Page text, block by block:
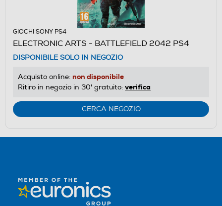
GIOCHI SONY PS4
ELECTRONIC ARTS - BATTLEFIELD 2042 PS4
DISPONIBILE SOLO IN NEGOZIO
Acquisto online: non disponibile
Ritiro in negozio in 30' gratuito: verifica
CERCA NEGOZIO